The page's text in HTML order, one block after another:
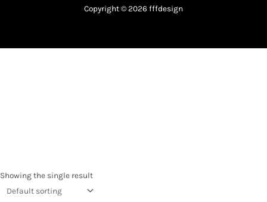
Showing the single result
Copyright © 2026 fffdesign